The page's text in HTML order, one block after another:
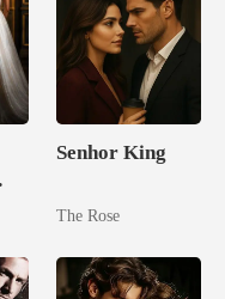
Senhor King
The Rose